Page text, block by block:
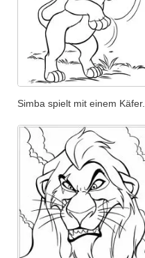
Simba spielt mit einem Käfer.